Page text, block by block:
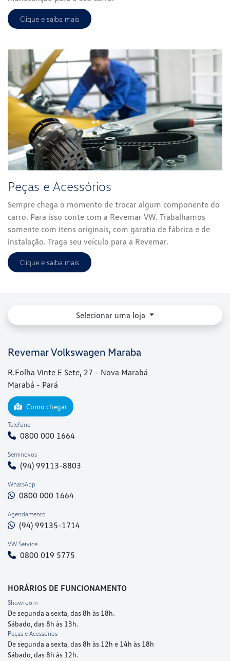
Clique e saiba mais
Peças e Acessórios
Sempre chega o momento de trocar algum componente do
carro. Para isso conte com a Revemar VW. Trabalhamos
somente com itens originais, com garatia de fábrica e de
instalação. Traga seu veículo para a Revemar.
Clique e saiba mais
Selecionar uma loja
Revemar Volkswagen Maraba
R.Folha Vinte E Sete, 27 - Nova Marabá
Marabá - Pará
Como chegar
Telefone
0800 000 1664
Seminovos
(94) 99113-8803
WhatsApp
0800 000 1664
Agendamento
(94) 99135-1714
VW Service
0800 019 5775
HORÁRIOS DE FUNCIONAMENTO
Showroom
De segunda a sexta, das 8h às 18h.
Sábado, das 8h às 13h.
Peças e Acessórios
De segunda a sexta, das 8h às 12h e 14h às 18h
Sábado, das 8h às 12h.